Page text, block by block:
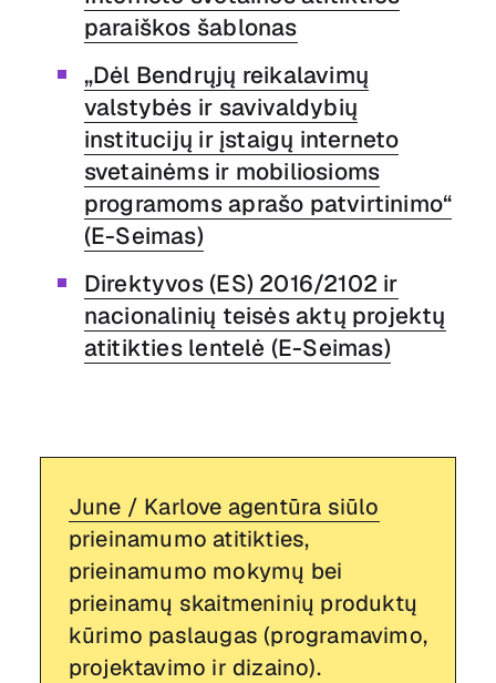
paraiškos šablonas
„Dėl Bendrųjų reikalavimų
valstybės ir savivaldybių
institucijų ir įstaigų interneto
svetainėms ir mobiliosioms
programoms aprašo patvirtinimo“
(E-Seimas)
Direktyvos (ES) 2016/2102 ir
nacionalinių teisės aktų projektų
atitikties lentelė (E-Seimas)
June / Karlove agentūra siūlo
prieinamumo atitikties,
prieinamumo mokymų bei
prieinamų skaitmeninių produktų
kūrimo paslaugas (programavimo,
projektavimo ir dizaino).